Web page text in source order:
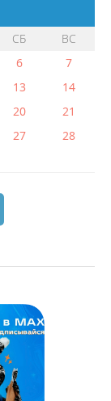
СБ
ВС
6
7
13
14
20
21
27
28